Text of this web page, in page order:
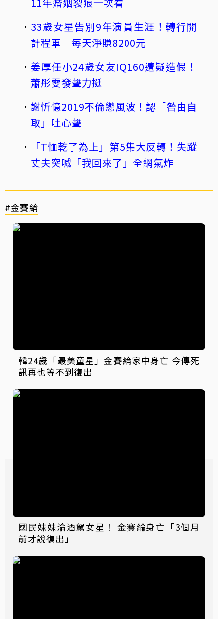
33歲女星告別9年演員生涯！轉行開
計程車 每天淨賺8200元
姜厚任小24歲女友IQ160遭疑造假！
蕭彤雯發聲力挺
謝忻憶2019不倫戀風波！認「咎由自
取」吐心聲
「T恤乾了為止」第5集大反轉！失蹤
丈夫突喊「我回來了」全網氣炸
#金賽綸
韓24歲「最美童星」金賽綸家中身亡 今傳死
訊再也等不到復出
國民妹妹淪酒駕女星！ 金賽綸身亡「3個月
前才說復出」